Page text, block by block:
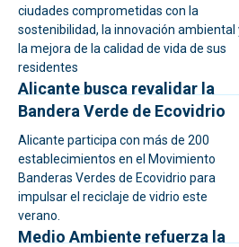
ciudades comprometidas con la
sostenibilidad, la innovación ambiental
la mejora de la calidad de vida de sus
residentes
Alicante busca revalidar la
Bandera Verde de Ecovidrio
Alicante participa con más de 200
establecimientos en el Movimiento
Banderas Verdes de Ecovidrio para
impulsar el reciclaje de vidrio este
verano.
Medio Ambiente refuerza la